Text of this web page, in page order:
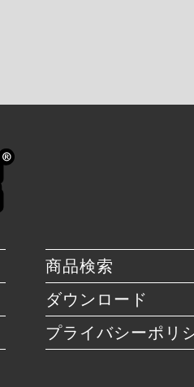
商品検索
ダウンロード
プライバシーポリ